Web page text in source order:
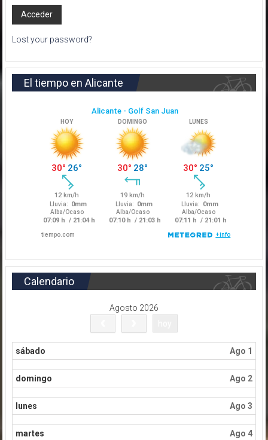
Lost your password?
El tiempo en Alicante
Calendario
Agosto 2026
sábado Ago 1
domingo Ago 2
lunes Ago 3
martes Ago 4